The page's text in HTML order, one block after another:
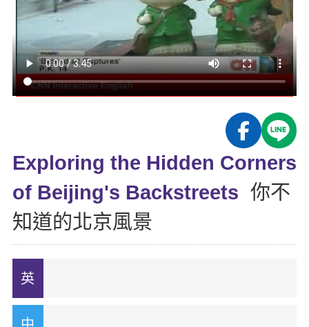
英文檢定
TOEIC 多益課程
IELTS 雅思課程
能力養成
自然發音
開口溜英文
旅遊英文
基礎字彙
情境閱讀
特色課程
英語俱樂部
ECAM
Let's Talk
日語
韓語
西班牙語
更多
一對一家教
企業訓練
英文部落格
多益秒學堂
影音學英文
師資團隊
學習分享
學員故事
活動花絮
校園贊助
Recruiting
Exploring the Hidden Corners
of Beijing's Backstreets 你不
知道的北京風景